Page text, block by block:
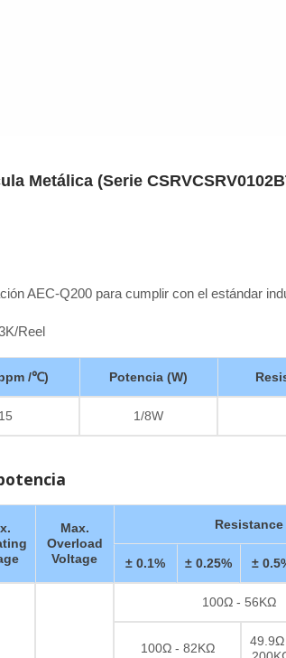
Metálica (Serie
AEC-Q200 para cumplir con el estándar
Reel
/℃) Potencia (W)
15 1/8W
Max.
Overload
Voltage
Resistance
± 0.1%
± 0.25% ±
100Ω - 56KΩ
100Ω - 82KΩ
49.9Ω